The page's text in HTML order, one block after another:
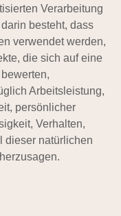
Verarbeitung
besteht, dass
verwendet werden,
die sich auf eine
Arbeitsleistung,
persönlicher
Verhalten,
dieser natürlichen